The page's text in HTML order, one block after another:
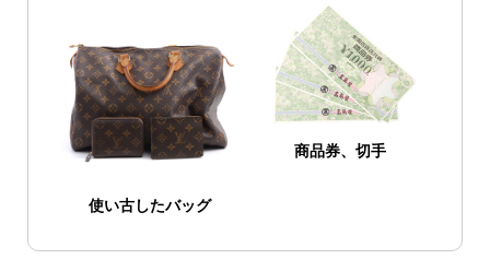
使い古したバッグ
商品券、切手